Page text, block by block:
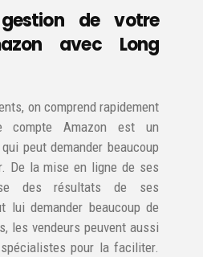
gestion de votre
avec Long
on comprend rapidement
compte Amazon est un
peut demander beaucoup
De la mise en ligne de ses
des résultats de ses
lui demander beaucoup de
les vendeurs peuvent aussi
pour la faciliter.